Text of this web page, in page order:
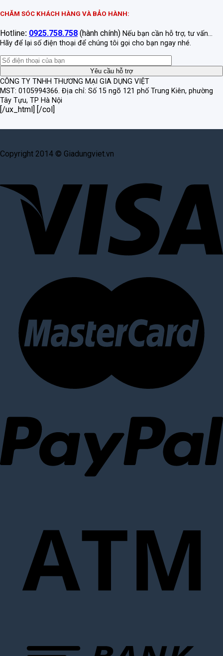
CHĂM SÓC KHÁCH HÀNG VÀ BẢO HÀNH:
Hotline: 0925.758.758 (hành chính) Nếu bạn cần hỗ trợ, tư vấn...
Hãy để lại số điện thoại để chúng tôi gọi cho bạn ngay nhé.
CÔNG TY TNHH THƯƠNG MẠI GIA DỤNG VIỆT
MST: 0105994366. Địa chỉ: Số 15 ngõ 121 phố Trung Kiên, phường
Tây Tựu, TP Hà Nội
[/ux_html] [/col]
Copyright 2014 © Giadungviet.vn